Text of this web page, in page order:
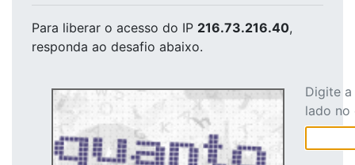
Para liberar o acesso do IP 216.73.216.40,
responda ao desafio abaixo.
Digite
lado no